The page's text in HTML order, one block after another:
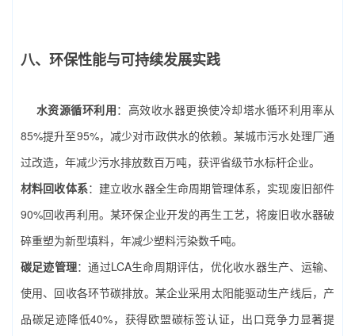
八、环保性能与可持续发展实践
水资源循环利用：高效收水器更换使冷却塔水循环利用率从
85%提升至95%，减少对市政供水的依赖。某城市污水处理厂通
过改造，年减少污水排放数百万吨，获评省级节水标杆企业。
材料回收体系：建立收水器全生命周期管理体系，实现废旧部件
90%回收再利用。某环保企业开发的再生工艺，将废旧收水器破
碎重塑为新型填料，年减少塑料污染数千吨。
碳足迹管理：通过LCA生命周期评估，优化收水器生产、运输、
使用、回收各环节碳排放。某企业采用太阳能驱动生产线后，产
品碳足迹降低40%，获得欧盟碳标签认证，出口竞争力显著提